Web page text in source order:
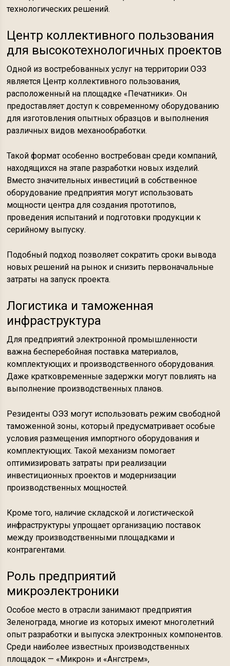
технологических решений.
Центр коллективного пользования
для высокотехнологичных проектов
Одной из востребованных услуг на территории ОЭЗ
является Центр коллективного пользования,
расположенный на площадке «Печатники». Он
предоставляет доступ к современному оборудованию
для изготовления опытных образцов и выполнения
различных видов механообработки.
Такой формат особенно востребован среди компаний,
находящихся на этапе разработки новых изделий.
Вместо значительных инвестиций в собственное
оборудование предприятия могут использовать
мощности центра для создания прототипов,
проведения испытаний и подготовки продукции к
серийному выпуску.
Подобный подход позволяет сократить сроки вывода
новых решений на рынок и снизить первоначальные
затраты на запуск проекта.
Логистика и таможенная
инфраструктура
Для предприятий электронной промышленности
важна бесперебойная поставка материалов,
комплектующих и производственного оборудования.
Даже кратковременные задержки могут повлиять на
выполнение производственных планов.
Резиденты ОЭЗ могут использовать режим свободной
таможенной зоны, который предусматривает особые
условия размещения импортного оборудования и
комплектующих. Такой механизм помогает
оптимизировать затраты при реализации
инвестиционных проектов и модернизации
производственных мощностей.
Кроме того, наличие складской и логистической
инфраструктуры упрощает организацию поставок
между производственными площадками и
контрагентами.
Роль предприятий
микроэлектроники
Особое место в отрасли занимают предприятия
Зеленограда, многие из которых имеют многолетний
опыт разработки и выпуска электронных компонентов.
Среди наиболее известных производственных
площадок — «Микрон» и «Ангстрем»,